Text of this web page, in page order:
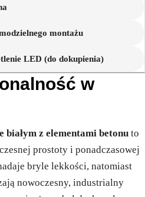
montażu
LED (do dokupienia)
w
z elementami betonu to
prostoty i ponadczasowej
bryle lekkości, natomiast
nowoczesny, industrialny